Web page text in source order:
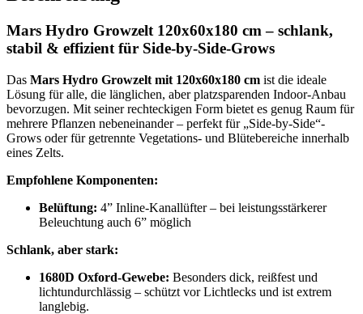
Mars Hydro Growzelt 120x60x180 cm – schlank,
stabil & effizient für Side-by-Side-Grows
Das Mars Hydro Growzelt mit 120x60x180 cm ist die ideale
Lösung für alle, die länglichen, aber platzsparenden Indoor-Anbau
bevorzugen. Mit seiner rechteckigen Form bietet es genug Raum für
mehrere Pflanzen nebeneinander – perfekt für „Side-by-Side“-
Grows oder für getrennte Vegetations- und Blütebereiche innerhalb
eines Zelts.
Empfohlene Komponenten:
Belüftung: 4” Inline-Kanallüfter – bei leistungsstärkerer
Beleuchtung auch 6” möglich
Schlank, aber stark:
1680D Oxford-Gewebe: Besonders dick, reißfest und
lichtundurchlässig – schützt vor Lichtlecks und ist extrem
langlebig.